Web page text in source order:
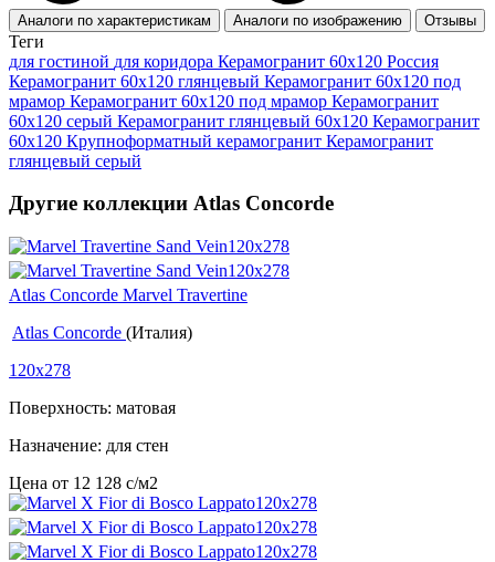
Аналоги по характеристикам Аналоги по изображению Отзывы
Теги
для гостиной для коридора Керамогранит 60x120 Россия
Керамогранит 60x120 глянцевый Керамогранит 60x120 под
мрамор Керамогранит 60х120 под мрамор Керамогранит
60х120 серый Керамогранит глянцевый 60x120 Керамогранит
60x120 Крупноформатный керамогранит Керамогранит
глянцевый серый
Другие коллекции Atlas Concorde
Atlas Concorde Marvel Travertine
Atlas Concorde (Италия)
120x278
Поверхность: матовая
Назначение: для стен
Цена от 12 128 c/м2